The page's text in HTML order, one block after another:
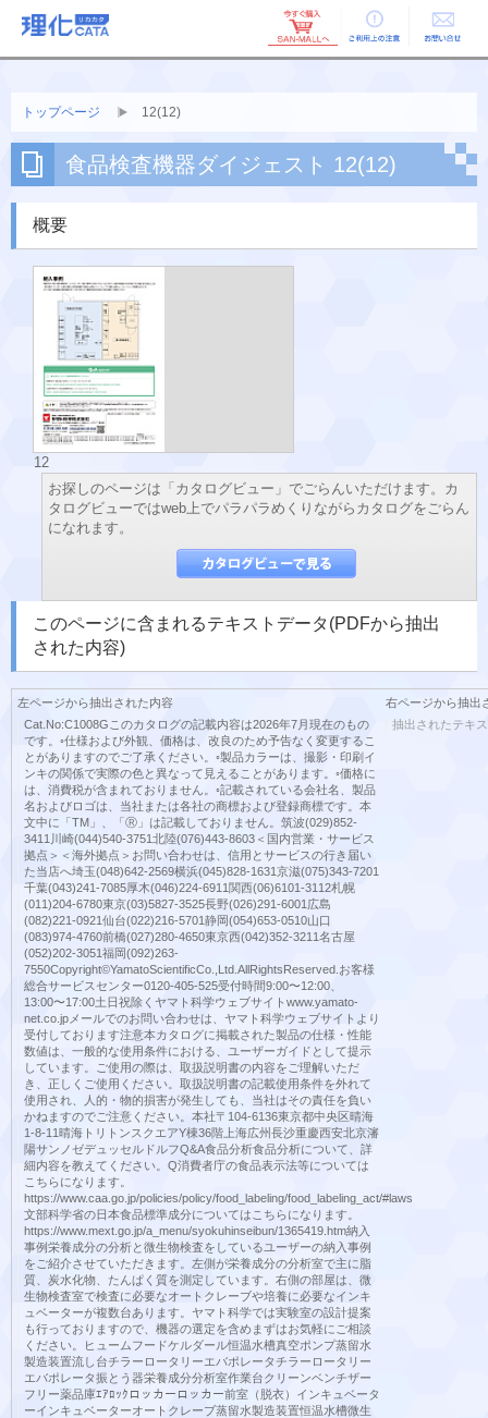
ご利用上の お問い合せ
トップページ 12(12)
食品検査機器ダイジェスト 12(12)
概要
12
お探しのページは「カタログビュー」でごらんいただけます。カ
タログビューではweb上でパラパラめくりながらカタログをごらん
になれます。
このページに含まれるテキストデータ(PDFから抽出
された内容)
左ページから抽出された内容
Cat.No:C1008Gこのカタログの記載内容は2026年7月現在のもの
です。◦仕様および外観、価格は、改良のため予告なく変更するこ
とがありますのでご了承ください。◦製品カラーは、撮影・印刷イ
ンキの関係で実際の色と異なって見えることがあります。◦価格に
は、消費税が含まれておりません。◦記載されている会社名、製品
名およびロゴは、当社または各社の商標および登録商標です。本
文中に「TM」、「Ⓡ」は記載しておりません。筑波(029)852-
3411川崎(044)540-3751北陸(076)443-8603＜国内営業・サービス
拠点＞＜海外拠点＞お問い合わせは、信用とサービスの行き届い
た当店へ埼玉(048)642-2569横浜(045)828-1631京滋(075)343-7201
千葉(043)241-7085厚木(046)224-6911関西(06)6101-3112札幌
(011)204-6780東京(03)5827-3525長野(026)291-6001広島
(082)221-0921仙台(022)216-5701静岡(054)653-0510山口
(083)974-4760前橋(027)280-4650東京西(042)352-3211名古屋
(052)202-3051福岡(092)263-
7550Copyright©YamatoScientificCo.,Ltd.AllRightsReserved.お客様
総合サービスセンター0120-405-525受付時間9:00〜12:00、
13:00〜17:00土日祝除くヤマト科学ウェブサイトwww.yamato-
net.co.jpメールでのお問い合わせは、ヤマト科学ウェブサイトより
受付しております注意本カタログに掲載された製品の仕様・性能
数値は、一般的な使用条件における、ユーザーガイドとして提示
しています。ご使用の際は、取扱説明書の内容をご理解いただ
き、正しくご使用ください。取扱説明書の記載使用条件を外れて
使用され、人的・物的損害が発生しても、当社はその責任を負い
かねますのでご注意ください。本社〒104-6136東京都中央区晴海
1-8-11晴海トリトンスクエアY棟36階上海広州長沙重慶西安北京瀋
陽サンノゼデュッセルドルフQ&A食品分析食品分析について、詳
細内容を教えてください。Q消費者庁の食品表示法等については
こちらになります。
https://www.caa.go.jp/policies/policy/food_labeling/food_labeling_act/#laws
文部科学省の日本食品標準成分についてはこちらになります。
https://www.mext.go.jp/a_menu/syokuhinseibun/1365419.htm納入
事例栄養成分の分析と微生物検査をしているユーザーの納入事例
をご紹介させていただきます。左側が栄養成分の分析室で主に脂
質、炭水化物、たんぱく質を測定しています。右側の部屋は、微
生物検査室で検査に必要なオートクレーブや培養に必要なインキ
ュベーターが複数台あります。ヤマト科学では実験室の設計提案
も行っておりますので、機器の選定を含めまずはお気軽にご相談
ください。ヒュームフードケルダール恒温水槽真空ポンプ蒸留水
製造装置流し台チラーロータリーエバポレータチラーロータリー
エバポレータ振とう器栄養成分分析室作業台クリーンベンチザー
フリー薬品庫ｴｱﾛｯｸロッカーロッカー前室（脱衣）インキュベータ
ーインキュベーターオートクレーブ蒸留水製造装置恒温水槽微生
右ページから抽出
抽出されたテキ